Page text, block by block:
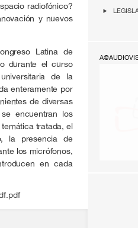
radiofónico?
y nuevos
Latina de
durante el curso
de la
enteramente por
de diversas
encuentran los
tratada, el
la presencia de
los micrófonos,
en cada